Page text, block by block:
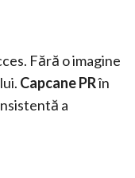
Fără o imagine
Capcane PRîn
a